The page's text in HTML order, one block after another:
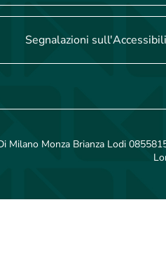
Segnalazioni
Milano Monza Brianza Lodi